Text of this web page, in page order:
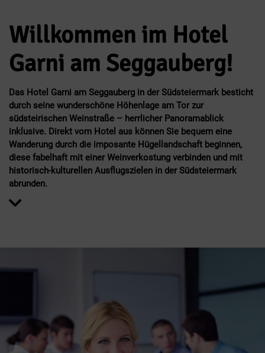
Willkommen im Hotel
Garni am Seggauberg!
Das Hotel Garni am Seggauberg in der Südsteiermark besticht
durch seine wunderschöne Höhenlage am Tor zur
südsteirischen Weinstraße – herrlicher Panoramablick
inklusive. Direkt vom Hotel aus können Sie bequem eine
Wanderung durch die imposante Hügellandschaft beginnen,
diese fabelhaft mit einer Weinverkostung verbinden und mit
historisch-kulturellen Ausflugszielen in der Südsteiermark
abrunden.